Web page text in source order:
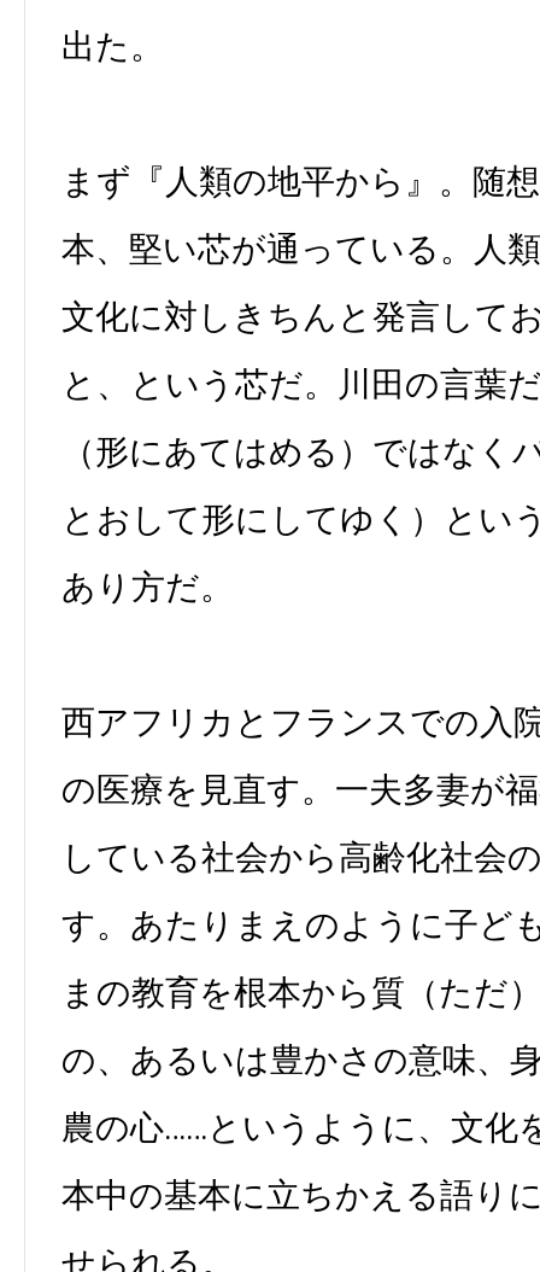
出た。
まず『人類の地平から』。随
本、堅い芯が通っている。人
文化に対しきちんと発言して
と、という芯だ。川田の言葉
（形にあてはめる）ではなく
とおして形にしてゆく）とい
あり方だ。
西アフリカとフランスでの入
の医療を見直す。一夫多妻が
している社会から高齢化社会
す。あたりまえのように子ど
まの教育を根本から質（ただ
の、あるいは豊かさの意味、
農の心……というように、文化
本中の基本に立ちかえる語り
せられる。